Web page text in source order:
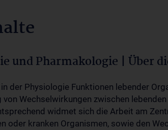
und Pharmakologie | Über
der Physiologie Funktionen lebender
Wechselwirkungen zwischen
widmet sich die Arbeit am
oder kranken Organismen, sowie den